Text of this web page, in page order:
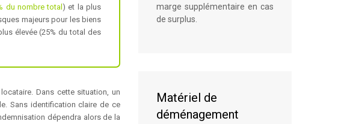
du nombre total) et la plus
majeurs pour les biens
élevée (25% du total des
Dans cette situation, un
Sans identification claire de ce
dépendra alors de la
marge supplémentaire en cas
de surplus.
Matériel de
déménagement